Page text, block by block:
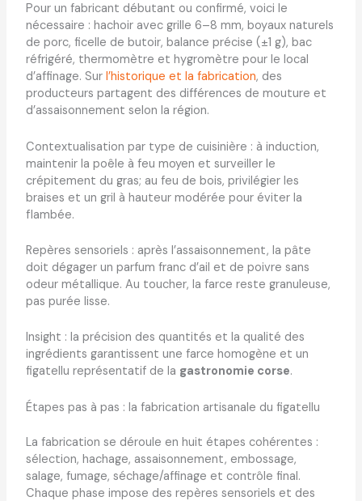
Pour un fabricant débutant ou confirmé, voici le
nécessaire : hachoir avec grille 6–8 mm, boyaux naturels
de porc, ficelle de butoir, balance précise (±1 g), bac
réfrigéré, thermomètre et hygromètre pour le local
d’affinage. Sur l’historique et la fabrication, des
producteurs partagent des différences de mouture et
d’assaisonnement selon la région.
Contextualisation par type de cuisinière : à induction,
maintenir la poêle à feu moyen et surveiller le
crépitement du gras; au feu de bois, privilégier les
braises et un gril à hauteur modérée pour éviter la
flambée.
Repères sensoriels : après l’assaisonnement, la pâte
doit dégager un parfum franc d’ail et de poivre sans
odeur métallique. Au toucher, la farce reste granuleuse,
pas purée lisse.
Insight : la précision des quantités et la qualité des
ingrédients garantissent une farce homogène et un
figatellu représentatif de la gastronomie corse.
Étapes pas à pas : la fabrication artisanale du figatellu
La fabrication se déroule en huit étapes cohérentes :
sélection, hachage, assaisonnement, embossage,
salage, fumage, séchage/affinage et contrôle final.
Chaque phase impose des repères sensoriels et des